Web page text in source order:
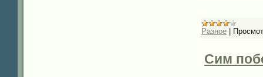
Разное |
Сим